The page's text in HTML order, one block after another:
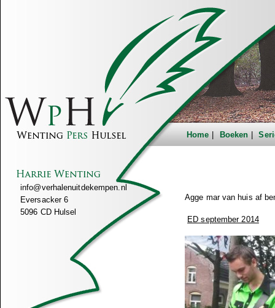
Home Boeken
info@verhalenuitdekempen.nl
Eversacker 6
5096 CD Hulsel
Agge mar van huis af
ED september 2014